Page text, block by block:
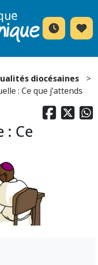
diocésaines
: Ce que j’attends
  
: Ce